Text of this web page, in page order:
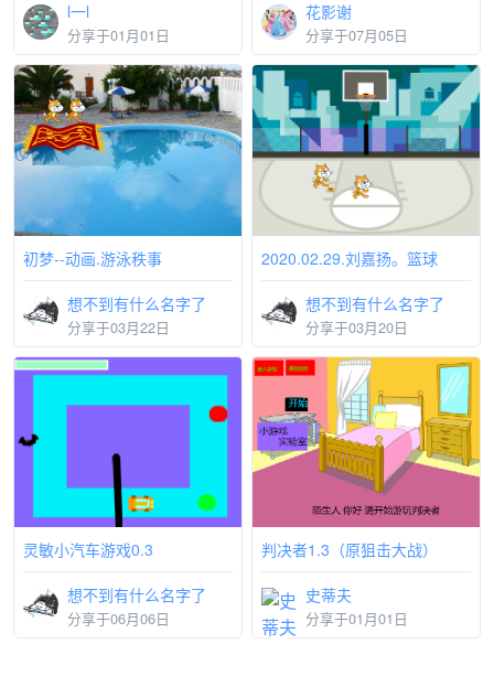
l一l
分享于01月01日
花影谢
分享于07月05日
初梦--动画.游泳秩事
想不到有什么名字了
分享于03月22日
2020.02.29.刘嘉扬。篮球
想不到有什么名字了
分享于03月20日
灵敏小汽车游戏0.3
想不到有什么名字了
分享于06月06日
判决者1.3（原狙击大战）
史蒂夫
分享于01月01日